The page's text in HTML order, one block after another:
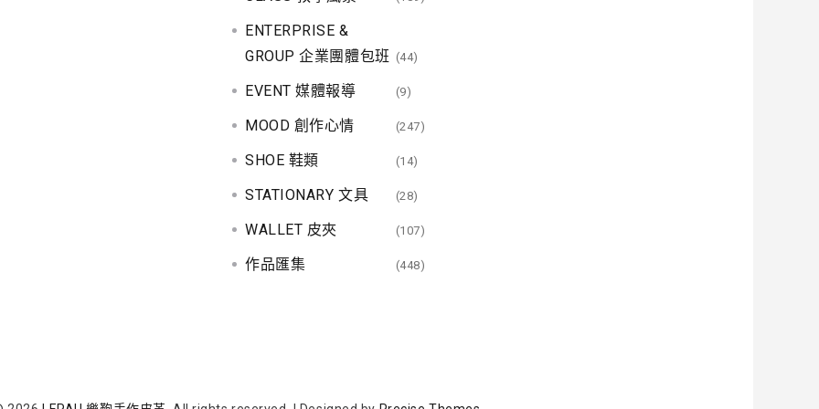
ENTERPRISE &
GROUP 企業團體包班 (44)
EVENT 媒體報導 (9)
MOOD 創作心情 (247)
SHOE 鞋類 (14)
STATIONARY 文具 (28)
WALLET 皮夾 (107)
作品匯集 (448)